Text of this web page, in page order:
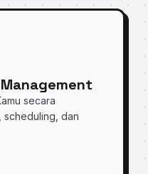
secara
scheduling, dan
Management